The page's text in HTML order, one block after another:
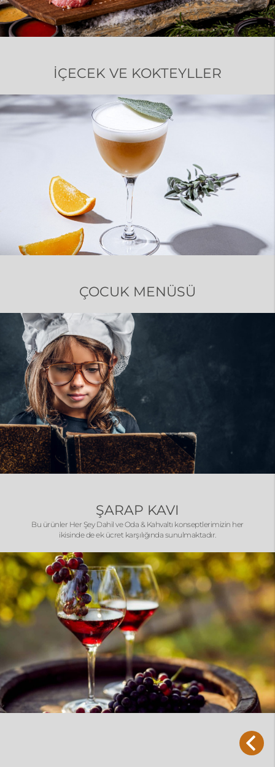
İÇECEK VE KOKTEYLLER
ÇOCUK MENÜSÜ
ŞARAP KAVI
Bu ürünler Her Şey Dahil ve Oda & Kahvaltı konseptlerimizin her
ikisinde de ek ücret karşılığında sunulmaktadır.